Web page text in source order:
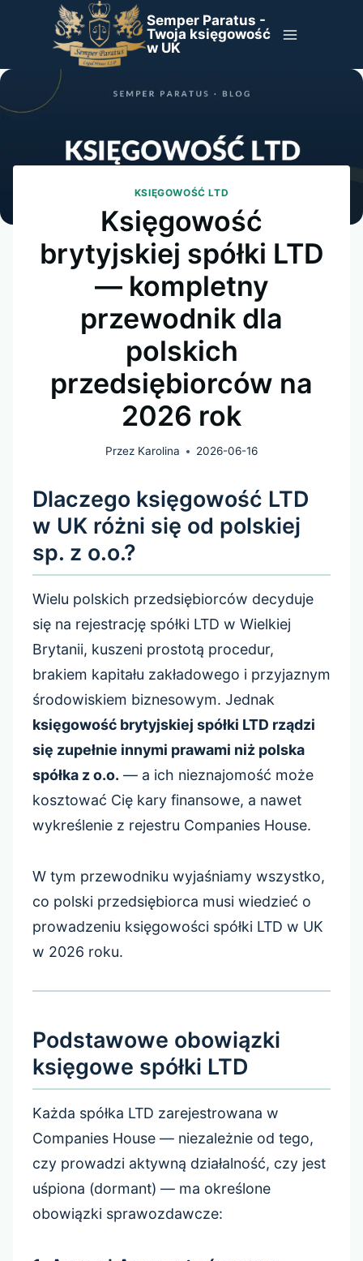
Semper Paratus -
Twoja księgowość
w UK
KSIĘGOWOŚĆ LTD
Księgowość
brytyjskiej spółki LTD
— kompletny
przewodnik dla
polskich
przedsiębiorców na
2026 rok
Przez Karolina 2026-06-16
Dlaczego księgowość LTD
w UK różni się od polskiej
sp. z o.o.?
Wielu polskich przedsiębiorców decyduje
się na rejestrację spółki LTD w Wielkiej
Brytanii, kuszeni prostotą procedur,
brakiem kapitału zakładowego i przyjaznym
środowiskiem biznesowym. Jednak
księgowość brytyjskiej spółki LTD rządzi
się zupełnie innymi prawami niż polska
spółka z o.o. — a ich nieznajomość może
kosztować Cię kary finansowe, a nawet
wykreślenie z rejestru Companies House.
W tym przewodniku wyjaśniamy wszystko,
co polski przedsiębiorca musi wiedzieć o
prowadzeniu księgowości spółki LTD w UK
w 2026 roku.
Podstawowe obowiązki
księgowe spółki LTD
Każda spółka LTD zarejestrowana w
Companies House — niezależnie od tego,
czy prowadzi aktywną działalność, czy jest
uśpiona (dormant) — ma określone
obowiązki sprawozdawcze: